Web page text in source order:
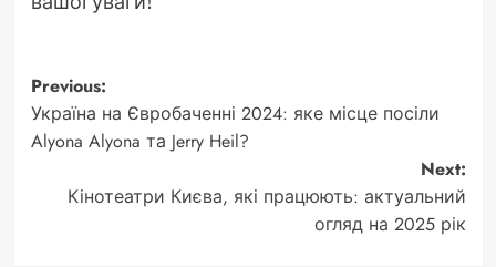
Post
navigation
Previous:
Україна на Євробаченні 2024: яке місце посіли
Alyona Alyona та Jerry Heil?
Next:
Кінотеатри Києва, які працюють: актуальний
огляд на 2025 рік